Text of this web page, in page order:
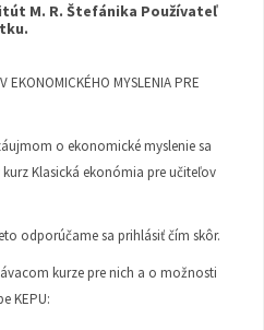
M. R. Štefánika Používateľ
EKONOMICKÉHO MYSLENIA PRE
o ekonomické myslenie sa
Klasická ekonómia pre učiteľov
odporúčame sa prihlásiť čím skôr.
kurze pre nich a o možnosti
KEPU: